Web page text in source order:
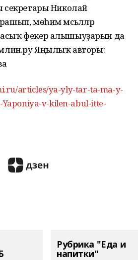
секретары Николай
мөһим мәсьәләләр
фекер алышыуҙарын да
Яңылыҡ авторы:
articles/ya-yly-tar-ta-ma-y-
v-kilen-abul-itte-
Рубрика "Еда и
напитки"